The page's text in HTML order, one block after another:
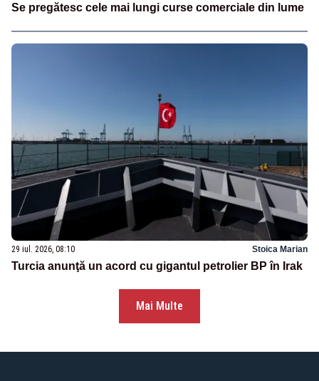
Se pregătesc cele mai lungi curse comerciale din lume
29 iul. 2026, 08:10 Stoica Marian
Turcia anunţă un acord cu gigantul petrolier BP în Irak
Mai Multe